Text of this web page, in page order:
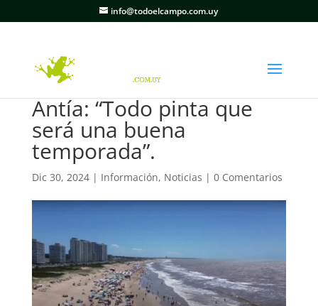
info@todoelcampo.com.uy
Antía: “Todo pinta que
será una buena
temporada”.
Dic 30, 2024| Información, Noticias | 0 Comentarios